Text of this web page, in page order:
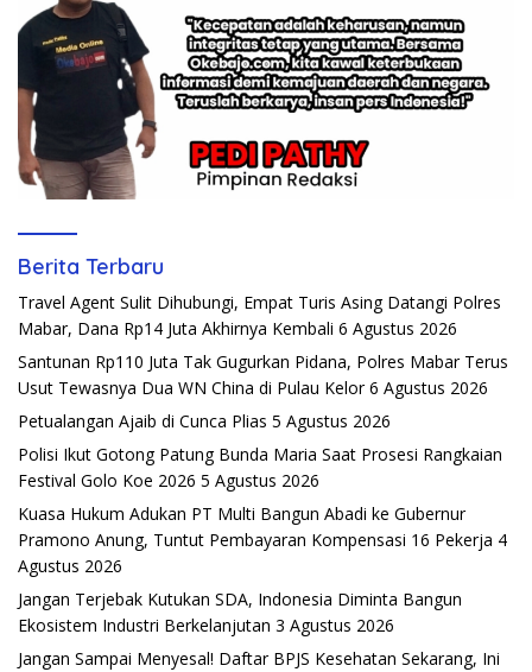
Berita Terbaru
Travel Agent Sulit Dihubungi, Empat Turis Asing Datangi Polres
Mabar, Dana Rp14 Juta Akhirnya Kembali 6 Agustus 2026
Santunan Rp110 Juta Tak Gugurkan Pidana, Polres Mabar Terus
Usut Tewasnya Dua WN China di Pulau Kelor 6 Agustus 2026
Petualangan Ajaib di Cunca Plias 5 Agustus 2026
Polisi Ikut Gotong Patung Bunda Maria Saat Prosesi Rangkaian
Festival Golo Koe 2026 5 Agustus 2026
Kuasa Hukum Adukan PT Multi Bangun Abadi ke Gubernur
Pramono Anung, Tuntut Pembayaran Kompensasi 16 Pekerja 4
Agustus 2026
Jangan Terjebak Kutukan SDA, Indonesia Diminta Bangun
Ekosistem Industri Berkelanjutan 3 Agustus 2026
Jangan Sampai Menyesal! Daftar BPJS Kesehatan Sekarang, Ini